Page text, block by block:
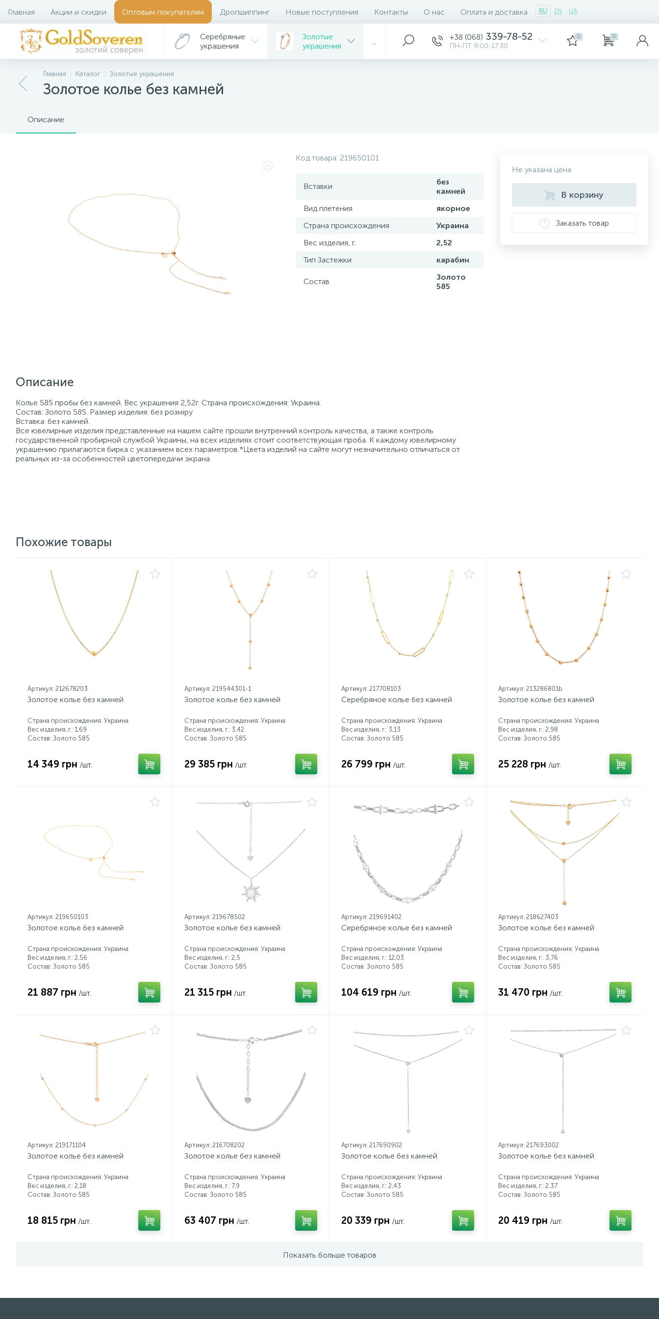
Главная Акции и скидки Оптовым покупателям Дропшиппинг Новые поступления Контакты О нас Оплата и доставка RU EN UA
Серебряные
украшения
Золотые
украшения
+38 (068) 339-78-52
ПН-ПТ 9:00-17:30
0 0
Главная Каталог Золотые украшения
Золотое колье без камней
Описание
Код товара: 219650101
Вставки
без
камней
Вид плетения
якорное
Страна происхождения
Украина
Вес изделия, г.
2,52
Тип Застежки
карабин
Состав
Золото
585
Описание
Колье 585 пробы без камней. Вес украшения 2,52г. Страна происхождения: Украина.
Состав: Золото 585. Размер изделия: без розміру
Вставка: без камней.
Все ювелирные изделия представленные на нашем сайте прошли внутренний контроль качества, а также контроль
государственной пробирной службой Украины, на всех изделиях стоит соответствующая проба. К каждому ювелирному
украшению прилагаются бирка с указанием всех параметров.*Цвета изделий на сайте могут незначительно отличаться от
реальных из-за особенностей цветопередачи экрана
Не указана цена
В корзину
Заказать товар
Похожие товары
Артикул: 212678203
Золотое колье без камней
Страна происхождения: Украина
Вес изделия, г.: 1,69
Состав: Золото 585
14 349 грн /шт.
Артикул: 219544301-1
Золотое колье без камней
Страна происхождения: Украина
Вес изделия, г.: 3,42
Состав: Золото 585
29 385 грн /шт.
Артикул: 217708103
Серебряное колье без камней
Страна происхождения: Украина
Вес изделия, г.: 3,13
Состав: Золото 585
26 799 грн /шт.
Артикул: 213286801b
Золотое колье без камней
Страна происхождения: Украина
Вес изделия, г.: 2,98
Состав: Золото 585
25 228 грн /шт.
Артикул: 219650103
Золотое колье без камней
Страна происхождения: Украина
Вес изделия, г.: 2,56
Состав: Золото 585
21 887 грн /шт.
Артикул: 219678502
Золотое колье без камней
Страна происхождения: Украина
Вес изделия, г.: 2,5
Состав: Золото 585
21 315 грн /шт.
Артикул: 219691402
Серебряное колье без камней
Страна происхождения: Украина
Вес изделия, г.: 12,03
Состав: Золото 585
104 619 грн /шт.
Артикул: 218627403
Золотое колье без камней
Страна происхождения: Украина
Вес изделия, г.: 3,76
Состав: Золото 585
31 470 грн /шт.
Артикул: 219171104
Золотое колье без камней
Страна происхождения: Украина
Вес изделия, г.: 2,18
Состав: Золото 585
18 815 грн /шт.
Артикул: 216708202
Золотое колье без камней
Страна происхождения: Украина
Вес изделия, г.: 7,9
Состав: Золото 585
63 407 грн /шт.
Артикул: 217690902
Золотое колье без камней
Страна происхождения: Украина
Вес изделия, г.: 2,43
Состав: Золото 585
20 339 грн /шт.
Артикул: 217693002
Золотое колье без камней
Страна происхождения: Украина
Вес изделия, г.: 2,37
Состав: Золото 585
20 419 грн /шт.
Показать больше товаров